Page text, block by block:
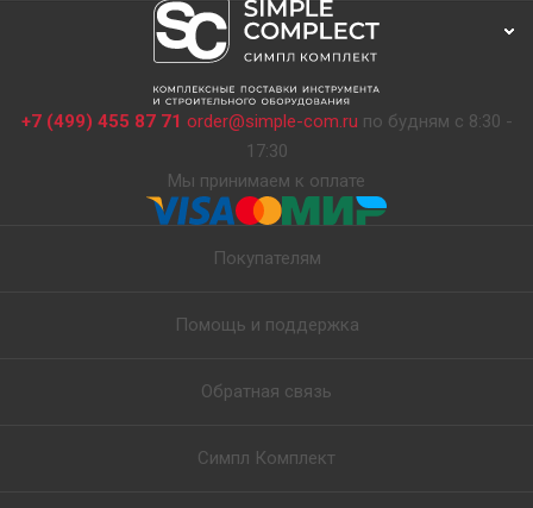
+7 (499) 455 87 71 order@simple-com.ru по будням с 8:30 -
17:30
Мы принимаем к оплате
Покупателям
Помощь и поддержка
Обратная связь
Симпл Комплект